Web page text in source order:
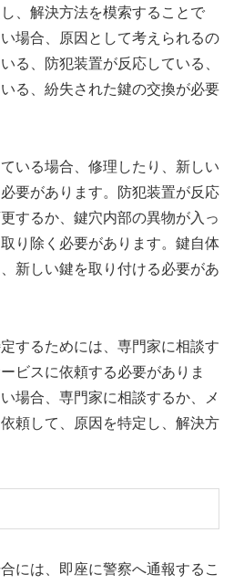
、解決方法を模索することで
場合、原因として考えられるの
る、防犯装置が反応している、
る、紛失された鍵の交換が必要
いる場合、修理したり、新しい
要があります。防犯装置が反応
するか、鍵穴内部の異物が入っ
り除く必要があります。鍵自体
新しい鍵を取り付ける必要があ
するためには、専門家に相談す
ビスに依頼する必要がありま
場合、専門家に相談するか、メ
頼して、原因を特定し、解決方
には、即座に警察へ通報するこ